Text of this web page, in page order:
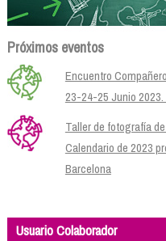
Próximos eventos
Encuentro
23-24-25 Junio 2023.
Taller de fotografía
Calendario de 2023
Barcelona
Usuario Colaborador